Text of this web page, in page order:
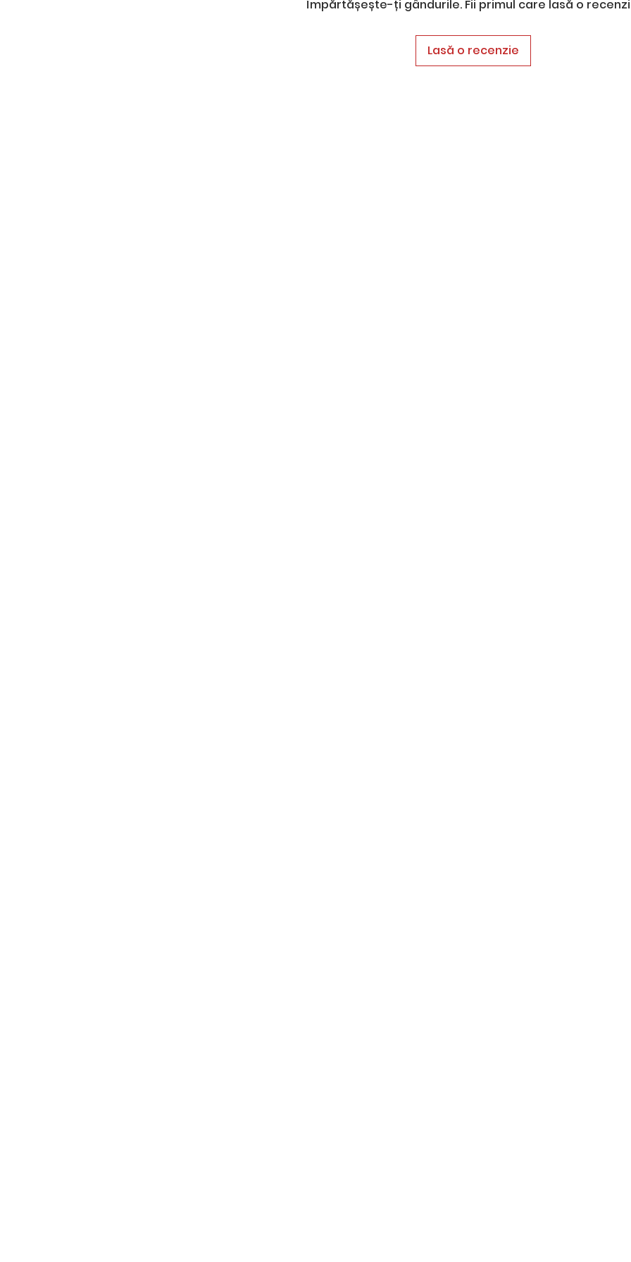
Împărtășește-ți gândurile. Fii primul care lasă o
Lasă o recenzie